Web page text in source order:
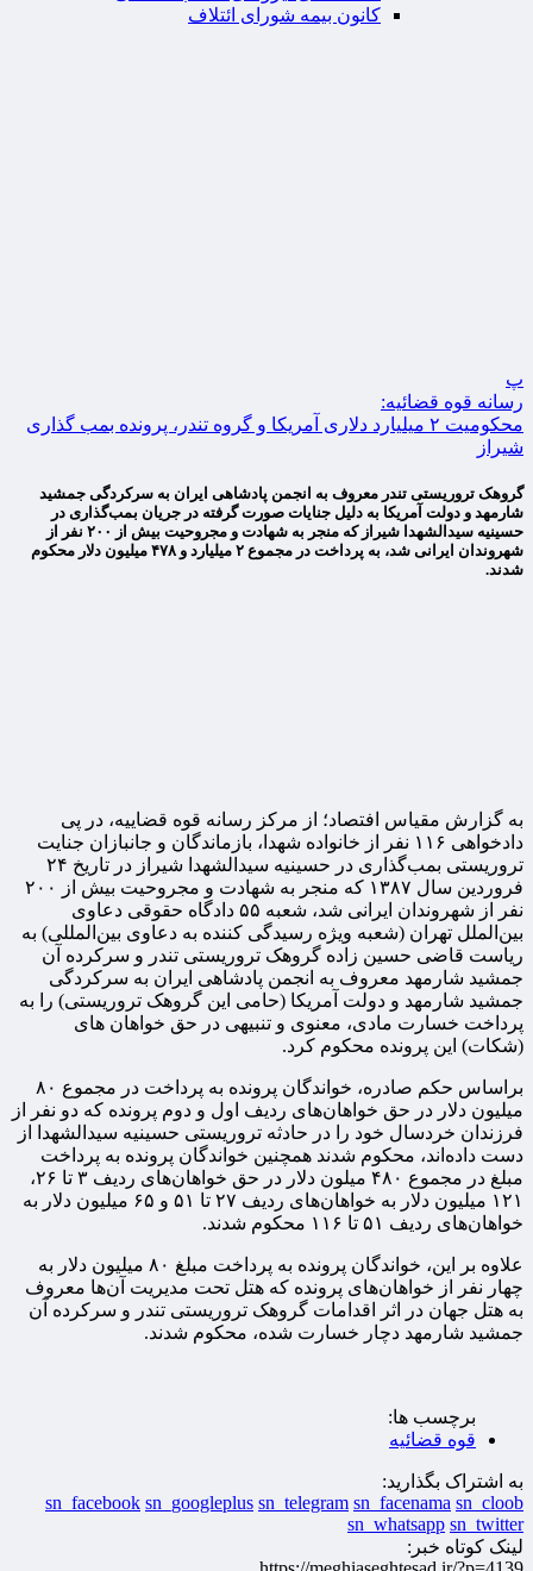
کانون بیمه شورای ائتلاف
پ
رسانه قوه قضائیه:
محکومیت ۲ میلیارد دلاری آمریکا و گروه تندر، پرونده بمب گذاری
شیراز
گروهک تروریستی تندر معروف به انجمن پادشاهی ایران به سرکردگی جمشید
شارمهد و دولت آمریکا به دلیل جنایات صورت گرفته در جریان بمب‌گذاری در
حسینیه سیدالشهدا شیراز که منجر به شهادت و مجروحیت بیش از ۲۰۰ نفر از
شهروندان ایرانی شد، به پرداخت در مجموع ۲ میلیارد و ۴۷۸ میلیون دلار محکوم
شدند.
به گزارش مقیاس افتصاد؛ از مرکز رسانه قوه قضاییه، در پی
دادخواهی ۱۱۶ نفر از خانواده شهدا، بازماندگان و جانبازان جنایت
تروریستی بمب‌گذاری در حسینیه سیدالشهدا شیراز در تاریخ ۲۴
فروردین سال ۱۳۸۷ که منجر به شهادت و مجروحیت بیش از ۲۰۰
نفر از شهروندان ایرانی شد، شعبه ۵۵ دادگاه حقوقی دعاوی
بین‌الملل تهران (شعبه ویژه رسیدگی کننده به دعاوی بین‌المللی) به
ریاست قاضی حسین زاده گروهک تروریستی تندر و سرکرده آن
جمشید شارمهد معروف به انجمن پادشاهی ایران به سرکردگی
جمشید شارمهد و دولت آمریکا (حامی این گروهک تروریستی) را به
پرداخت خسارت مادی، معنوی و تنبیهی در حق خواهان های
(شکات) این پرونده محکوم کرد.
براساس حکم صادره، خواندگان پرونده به پرداخت در مجموع ۸۰
میلیون دلار در حق خواهان‌های ردیف اول و دوم پرونده که دو نفر از
فرزندان خردسال خود را در حادثه تروریستی حسینیه سیدالشهدا از
دست داده‌اند، محکوم شدند همچنین خواندگان پرونده به پرداخت
مبلغ در مجموع ۴۸۰ میلون دلار در حق خواهان‌های ردیف ۳ تا ۲۶،
۱۲۱ میلیون دلار به خواهان‌های ردیف ۲۷ تا ۵۱ و ۶۵ میلیون دلار به
خواهان‌های ردیف ۵۱ تا ۱۱۶ محکوم شدند.
علاوه بر این، خواندگان پرونده به پرداخت مبلغ ۸۰ میلیون دلار به
چهار نفر از خواهان‌های پرونده که هتل تحت مدیریت آن‌ها معروف
به هتل جهان در اثر اقدامات گروهک تروریستی تندر و سرکرده آن
جمشید شارمهد دچار خسارت شده، محکوم شدند.
برچسب ها:
قوه قضائیه
به اشتراک بگذارید:
sn_facebook sn_googleplus sn_telegram sn_facenama sn_cloob
sn_whatsapp sn_twitter
لینک کوتاه خبر: